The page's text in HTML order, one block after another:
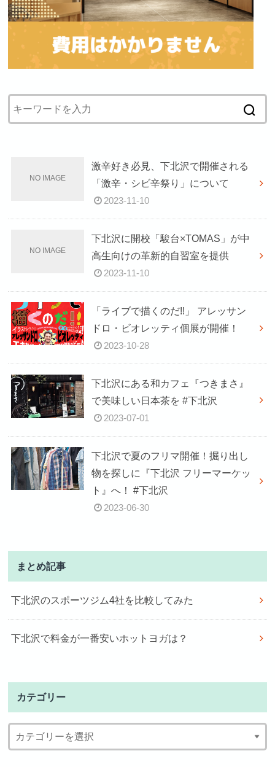
激辛好き必見、下北沢で開催される
「激辛・シビ辛祭り」について
2023-11-10
下北沢に開校「駿台×TOMAS」が中
高生向けの革新的自習室を提供
2023-11-10
「ライブで描くのだ!!」 アレッサン
ドロ・ビオレッティ個展が開催！
2023-10-28
下北沢にある和カフェ『つきまさ』
で美味しい日本茶を #下北沢
2023-07-01
下北沢で夏のフリマ開催！掘り出し
物を探しに『下北沢 フリーマーケッ
ト』へ！ #下北沢
2023-06-30
まとめ記事
下北沢のスポーツジム4社を比較してみた
下北沢で料金が一番安いホットヨガは？
カテゴリー